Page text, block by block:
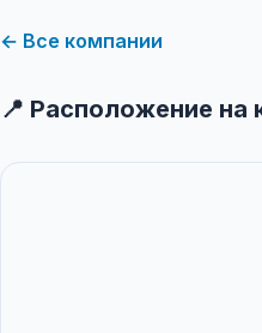
← Все компании
📍 Расположение на